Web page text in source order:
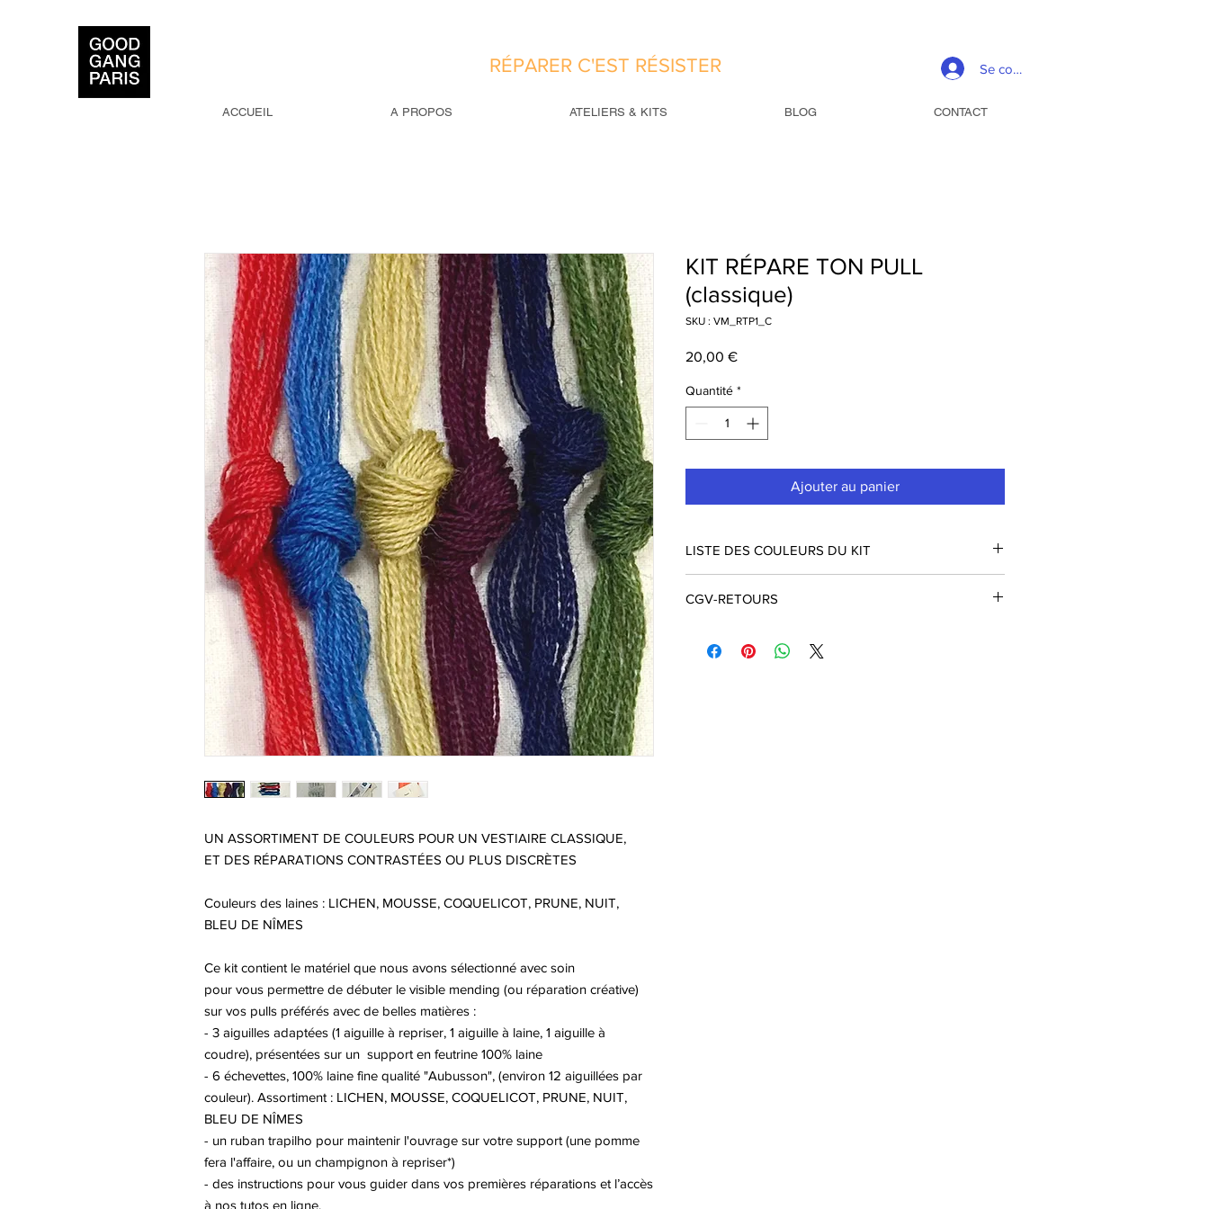
RÉPARER C'EST RÉSISTER Se connecter
ACCUEIL A PROPOS ATELIERS & KITS BLOG CONTACT
UN ASSORTIMENT DE COULEURS POUR UN VESTIAIRE CLASSIQUE,
ET DES RÉPARATIONS CONTRASTÉES OU PLUS DISCRÈTES
Couleurs des laines : LICHEN, MOUSSE, COQUELICOT, PRUNE, NUIT,
BLEU DE NÎMES
Ce kit contient le matériel que nous avons sélectionné avec soin
pour vous permettre de débuter le visible mending (ou réparation créative)
sur vos pulls préférés avec de belles matières :
- 3 aiguilles adaptées (1 aiguille à repriser, 1 aiguille à laine, 1 aiguille à
coudre), présentées sur un support en feutrine 100% laine
- 6 échevettes, 100% laine fine qualité "Aubusson", (environ 12 aiguillées par
couleur). Assortiment : LICHEN, MOUSSE, COQUELICOT, PRUNE, NUIT,
BLEU DE NÎMES
- un ruban trapilho pour maintenir l'ouvrage sur votre support (une pomme
fera l'affaire, ou un champignon à repriser*)
- des instructions pour vous guider dans vos premières réparations et l’accès
à nos tutos en ligne.
KIT RÉPARE TON PULL
(classique)
SKU : VM_RTP1_C
20,00 €Prix
Quantité *
Ajouter au panier
LISTE DES COULEURS DU KIT
BLEU DE NÎMES
NUIT
CGV-RETOURS